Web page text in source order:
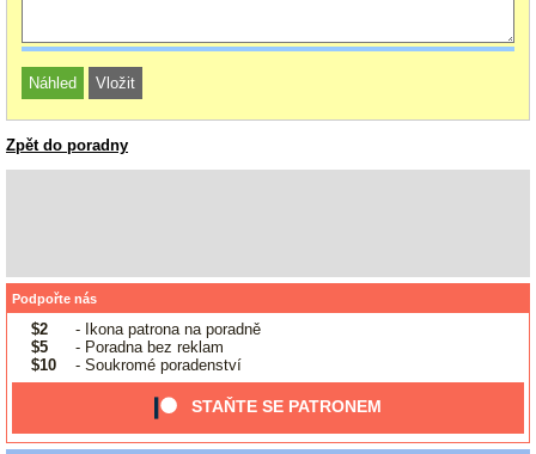
Zpět do poradny
Podpořte nás
$2
- Ikona patrona na poradně
$5
- Poradna bez reklam
$10
- Soukromé poradenství
STAŇTE SE PATRONEM